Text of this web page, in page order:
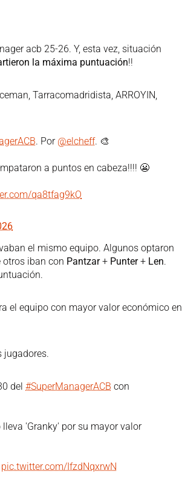
acb 25-26. Y, esta vez, situación
la máxima puntuación!!
Tarracomadridista, ARROYIN,
. Por @elcheff. 🎨
a puntos en cabeza!!!! 😬
qa8tfag9kO
el mismo equipo. Algunos optaron
otros iban con Pantzar+ Punter+ Len.
el equipo con mayor valor económico en
jugadores.
del #SuperManagerACB con
'Granky' por su mayor valor
pic.twitter.com/IfzdNqxrwN